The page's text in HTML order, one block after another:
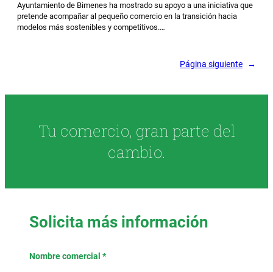
Ayuntamiento de Bimenes ha mostrado su apoyo a una iniciativa que
pretende acompañar al pequeño comercio en la transición hacia
modelos más sostenibles y competitivos.…
Página siguiente →
Tu comercio, gran parte del
cambio.
Solicita más información
Nombre comercial *